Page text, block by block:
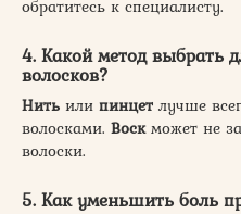
обратитесь к специалисту.
4. Какой метод выбрать
волосков?
Нить или пинцет лучше
волосками. Воскможет не
волоски.
5. Как уменьшить боль